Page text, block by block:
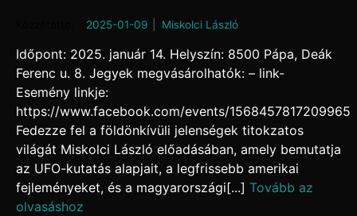
2025-01-09by Miskolci László
Időpont: 2025. január 14. Helyszín: 8500 Pápa, Deák
Ferenc u. 8. Jegyek megvásárolhatók: – link-
Esemény linkje:
https://www.facebook.com/events/1568457817209965
Fedezze fel a földönkívüli jelenségek titokzatos
világát Miskolci László előadásában, amely bemutatja
az UFO-kutatás alapjait, a legfrissebb amerikai
fejleményeket, és a magyarországi[...] Tovább az
olvasáshoz